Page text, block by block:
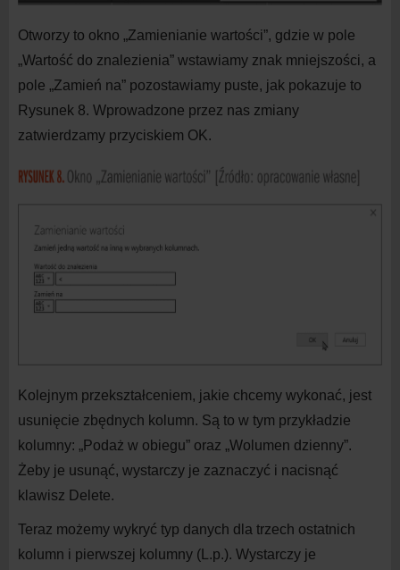
Otworzy to okno „Zamienianie wartości”, gdzie w pole
„Wartość do znalezienia” wstawiamy znak mniejszości, a
pole „Zamień na” pozostawiamy puste, jak pokazuje to
Rysunek 8. Wprowadzone przez nas zmiany
zatwierdzamy przyciskiem OK.
Kolejnym przekształceniem, jakie chcemy wykonać, jest
usunięcie zbędnych kolumn. Są to w tym przykładzie
kolumny: „Podaż w obiegu” oraz „Wolumen dzienny”.
Żeby je usunąć, wystarczy je zaznaczyć i nacisnąć
klawisz Delete.
Teraz możemy wykryć typ danych dla trzech ostatnich
kolumn i pierwszej kolumny (L.p.). Wystarczy je